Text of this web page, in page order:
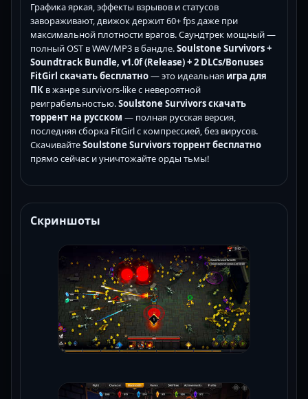
Графика яркая, эффекты взрывов и статусов
завораживают, движок держит 60+ fps даже при
максимальной плотности врагов. Саундтрек мощный —
полный OST в WAV/MP3 в бандле.Soulstone Survivors +
Soundtrack Bundle, v1.0f (Release) + 2 DLCs/Bonuses
FitGirl скачать бесплатно— это идеальная игра для
ПК в жанре survivors-like с невероятной
реиграбельностью.Soulstone Survivors скачать
торрент на русском — полная русская версия,
последняя сборка FitGirl с компрессией, без вирусов.
СкачивайтеSoulstone Survivors торрент бесплатно
прямо сейчас и уничтожайте орды тьмы!
Скриншоты